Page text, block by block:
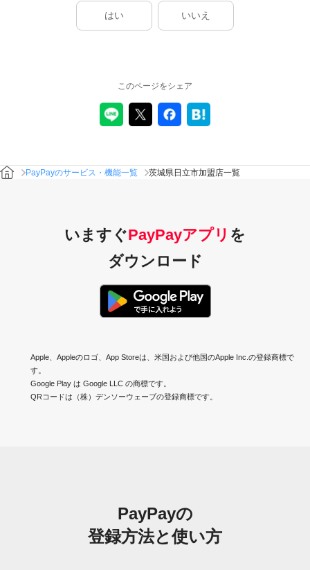
はい いいえ
このページをシェア
PayPayのサービス・機能一覧 茨城県日立市加盟店一覧
いますぐPayPayアプリ を
ダウンロード
Apple、Appleのロゴ、App Storeは、米国および他国のApple Inc.の登録商標で
す。
Google Play は Google LLC の商標です。
QRコードは（株）デンソーウェーブの登録商標です。
PayPayの
登録方法と使い方